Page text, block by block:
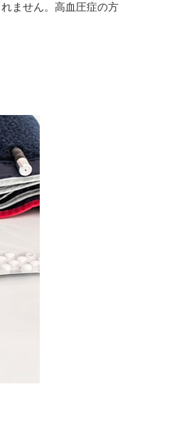
ません。高血圧症の方